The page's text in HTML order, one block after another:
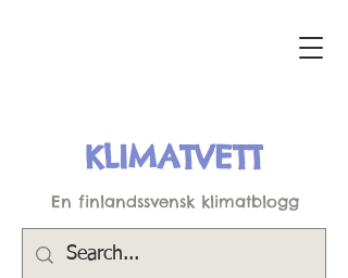
KLIMATVETT
En finlandssvensk klimatblogg